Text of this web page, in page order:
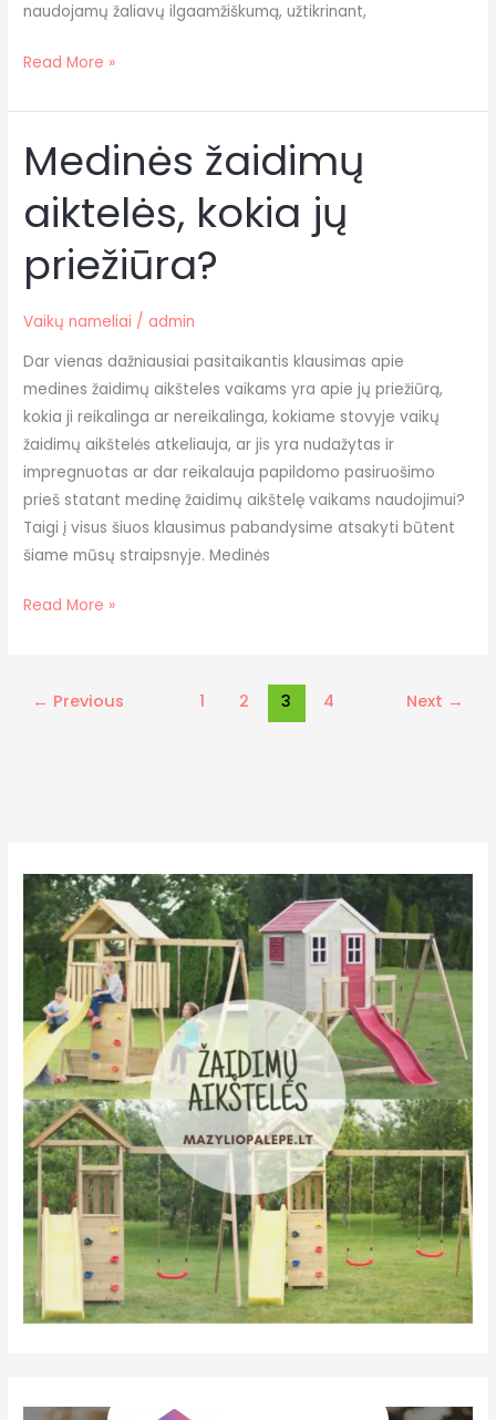
naudojamų žaliavų ilgaamžiškumą, užtikrinant,
Read More »
Medinės žaidimų
aiktelės, kokia jų
priežiūra?
Vaikų nameliai / admin
Dar vienas dažniausiai pasitaikantis klausimas apie
medines žaidimų aikšteles vaikams yra apie jų priežiūrą,
kokia ji reikalinga ar nereikalinga, kokiame stovyje vaikų
žaidimų aikštelės atkeliauja, ar jis yra nudažytas ir
impregnuotas ar dar reikalauja papildomo pasiruošimo
prieš statant medinę žaidimų aikštelę vaikams naudojimui?
Taigi į visus šiuos klausimus pabandysime atsakyti būtent
šiame mūsų straipsnyje. Medinės
Medinės
žaidimų
aiktelės,
kokia
jų
priežiūra?
Read More »
← Previous 1 2 3 4 Next →